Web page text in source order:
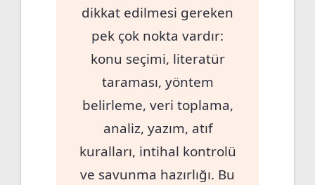
dikkat edilmesi gereken
pek çok nokta vardır:
konu seçimi, literatür
taraması, yöntem
belirleme, veri toplama,
analiz, yazım, atıf
kuralları, intihal kontrolü
ve savunma hazırlığı. Bu